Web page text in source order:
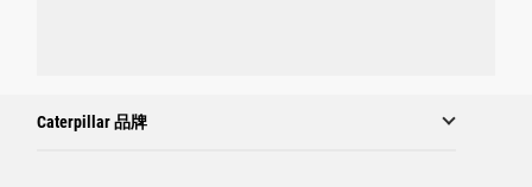
Caterpillar 品牌